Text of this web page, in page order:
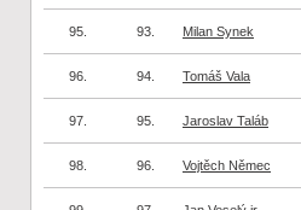
95. 93. Milan Synek
96. 94. Tomáš Vala
97. 95. Jaroslav Taláb
98. 96. Vojtěch Němec